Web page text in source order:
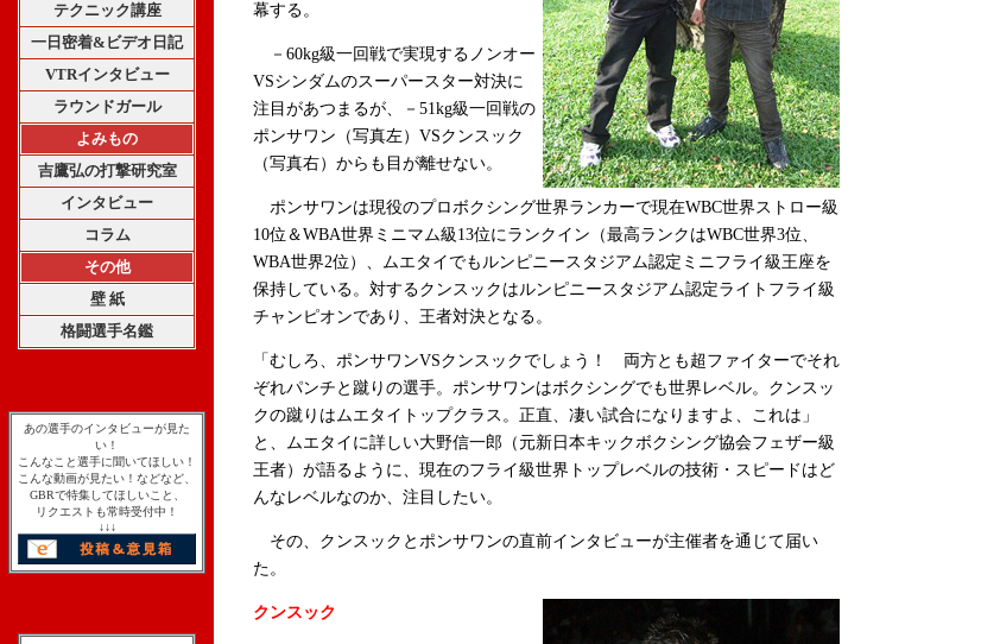
テクニック講座
一日密着&ビデオ日記
VTRインタビュー
ラウンドガール
よみもの
吉鷹弘の打撃研究室
インタビュー
コラム
その他
壁 紙
格闘選手名鑑
あの選手のインタビューが見た
い！
こんなこと選手に聞いてほしい！
こんな動画が見たい！などなど、
GBRで特集してほしいこと、
リクエストも常時受付中！
↓↓↓
幕する。
－60kg級一回戦で実現するノンオー
VSシンダムのスーパースター対決に
注目があつまるが、－51kg級一回戦の
ポンサワン（写真左）VSクンスック
（写真右）からも目が離せない。
ポンサワンは現役のプロボクシング世界ランカーで現在WBC世界ストロー級
10位＆WBA世界ミニマム級13位にランクイン（最高ランクはWBC世界3位、
WBA世界2位）、ムエタイでもルンピニースタジアム認定ミニフライ級王座を
保持している。対するクンスックはルンピニースタジアム認定ライトフライ級
チャンピオンであり、王者対決となる。
「むしろ、ポンサワンVSクンスックでしょう！ 両方とも超ファイターでそれ
ぞれパンチと蹴りの選手。ポンサワンはボクシングでも世界レベル。クンスッ
クの蹴りはムエタイトップクラス。正直、凄い試合になりますよ、これは」
と、ムエタイに詳しい大野信一郎（元新日本キックボクシング協会フェザー級
王者）が語るように、現在のフライ級世界トップレベルの技術・スピードはど
んなレベルなのか、注目したい。
その、クンスックとポンサワンの直前インタビューが主催者を通じて届い
た。
クンスック